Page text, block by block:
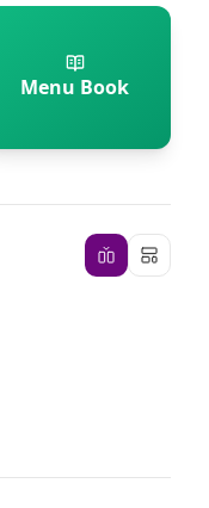
Menu Book